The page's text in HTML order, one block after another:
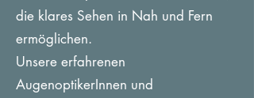
die klares Sehen in Nah und Fern
ermöglichen.
Unsere erfahrenen
AugenoptikerInnen und